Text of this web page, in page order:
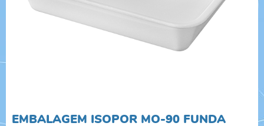
EMBALAGEM ISOPOR MO-90 FUNDA